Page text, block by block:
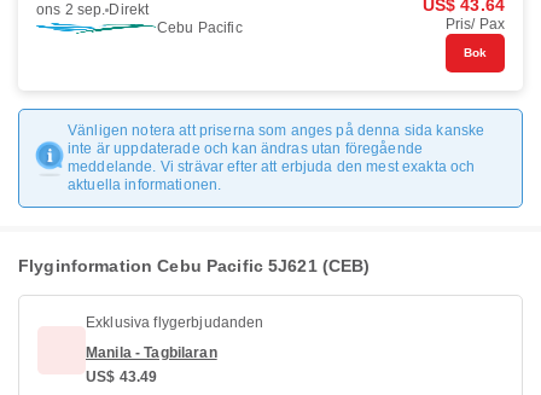
ons 2 sep. Direkt
Cebu Pacific
US$ 43.64
Pris/ Pax
Bok
Vänligen notera att priserna som anges på denna sida kanske
inte är uppdaterade och kan ändras utan föregående
meddelande. Vi strävar efter att erbjuda den mest exakta och
aktuella informationen.
Flyginformation Cebu Pacific 5J621 (CEB)
Exklusiva flygerbjudanden
Manila - Tagbilaran
US$ 43.49